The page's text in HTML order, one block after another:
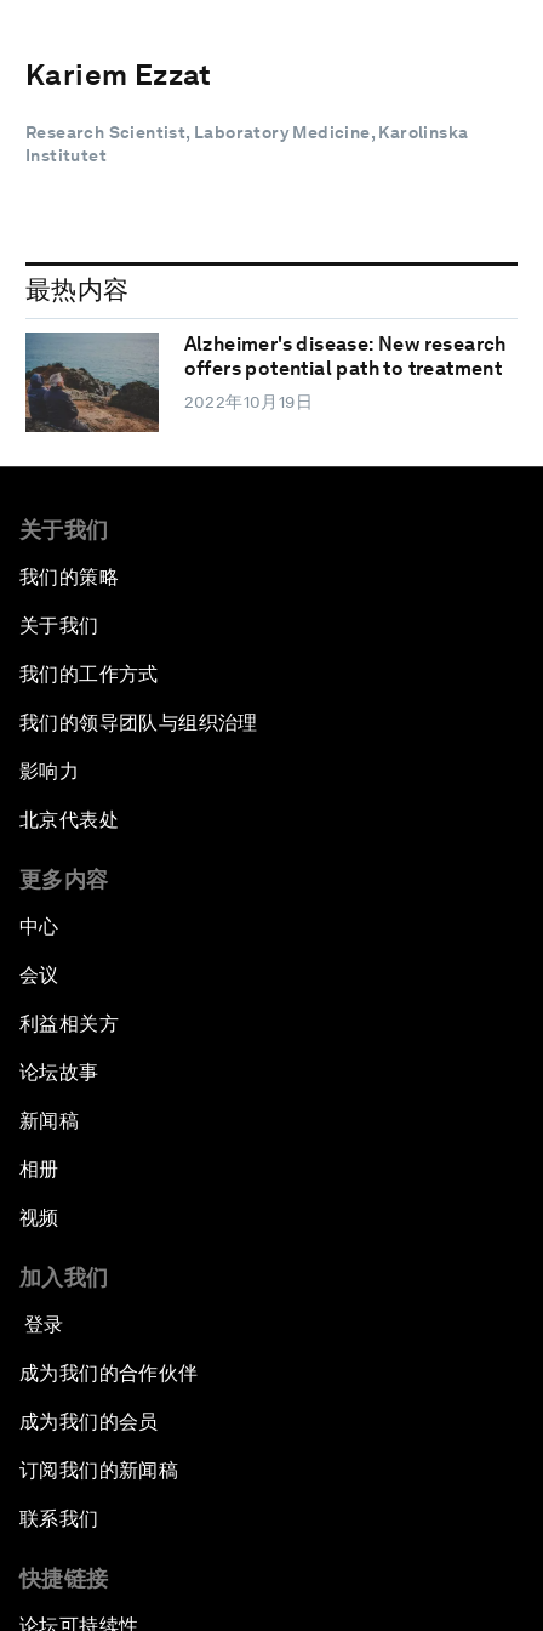
Kariem Ezzat
Research Scientist, Laboratory Medicine, Karolinska
Institutet
最热内容
Alzheimer's disease: New research
offers potential path to treatment
2022年10月19日
关于我们
我们的策略
关于我们
我们的工作方式
我们的领导团队与组织治理
影响力
北京代表处
更多内容
中心
会议
利益相关方
论坛故事
新闻稿
相册
视频
加入我们
登录
成为我们的合作伙伴
成为我们的会员
订阅我们的新闻稿
联系我们
快捷链接
论坛可持续性